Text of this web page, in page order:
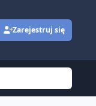
Zarejestruj się